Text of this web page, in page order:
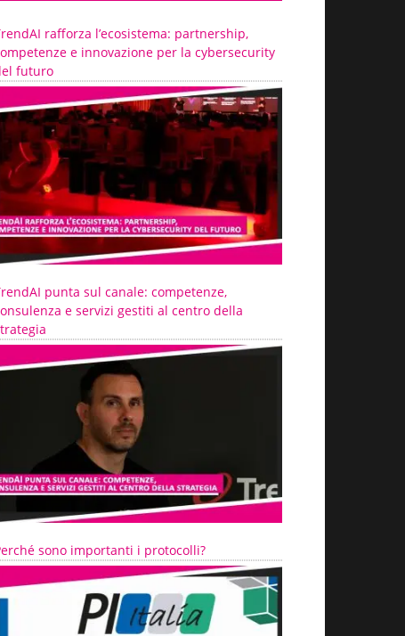
rafforza l’ecosistema: partnership,
e innovazione per la cybersecurity
futuro
punta sul canale: competenze,
e servizi gestiti al centro della
sono importanti i protocolli?